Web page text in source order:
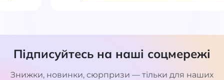
Підписуйтесь на наші соцмережі
Знижки, новинки, сюрпризи — тільки для наших